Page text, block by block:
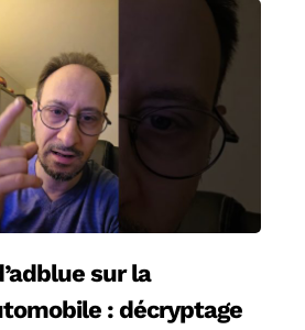
sur la
: décryptage